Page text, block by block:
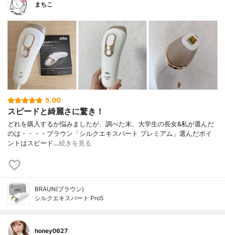
まちこ
5.00
スピードと綺麗さに驚き！
どれを購入するか悩みましたが、調べた末、大学生の長女&私が選んだ
のは・・・・ブラウン「シルクエキスパート プレミアム」選んだポイ
ントはスピード…続きを見る
BRAUN(ブラウン)
シルクエキスパート Pro5
honey0627